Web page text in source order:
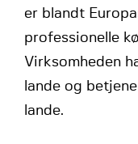
er blandt
professionelle
Virksomheden
lande og
lande.